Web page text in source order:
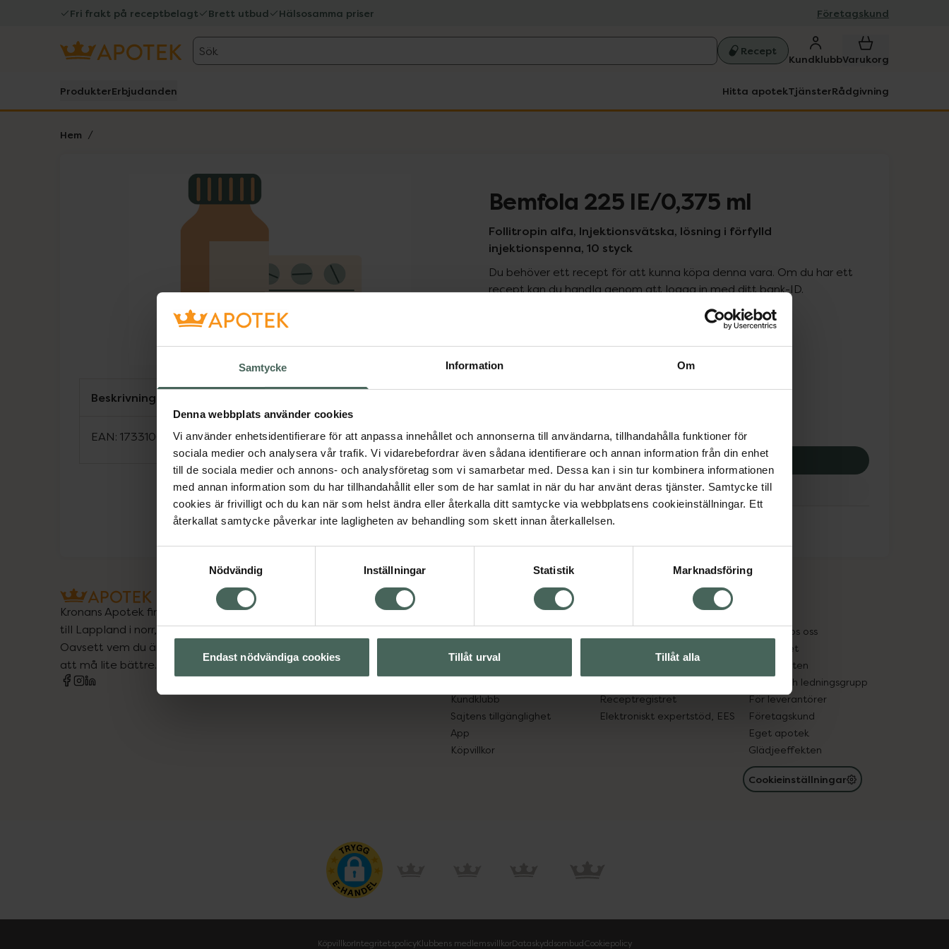
Samtycke Information Om
Denna webbplats använder cookies
Vi använder enhetsidentifierare för att anpassa innehållet och annonserna till användarna, tillhandahålla funktioner för
sociala medier och analysera vår trafik. Vi vidarebefordrar även sådana identifierare och annan information från din enhet
till de sociala medier och annons- och analysföretag som vi samarbetar med. Dessa kan i sin tur kombinera informationen
med annan information som du har tillhandahållit eller som de har samlat in när du har använt deras tjänster. Samtycke till
cookies är frivilligt och du kan när som helst ändra eller återkalla ditt samtycke via webbplatsens cookieinställningar. Ett
återkallat samtycke påverkar inte lagligheten av behandling som skett innan återkallelsen.
Nödvändig
Inställningar Statistik Marknadsföring
Endast nödvändiga cookies Tillåt urval Tillåt alla
Fri frakt på receptbelagt Brett utbud Hälsosamma priser Företagskund
Sök Recept
KundklubbVarukorg
ProdukterErbjudanden Hitta apotekTjänsterRådgivning
Hem
Lista: . Innehåller 1 objekt. Bemfola 225 IE/0,375 ml
Follitropin alfa, Injektionsvätska, lösning i förfylld
injektionspenna, 10 styck
Du behöver ett recept för att kunna köpa denna vara. Om du har ett
recept kan du handla genom att logga in med ditt bank-ID.
5876,40 kr
Köp via ditt recept
Aktuella erbjudanden
Beskrivning
EAN: 17331009007166
Kronans Apotek finns här för dig. Du hittar oss från Skåne i syd
till Lappland i norr, och online i mobilen och på datorn.
Oavsett vem du är så är det vårt uppdrag att hjälpa just dig
att må lite bättre. Välkommen att prata med oss.
Handla tryggt
Kundklubb
Sajtens tillgänglighet
App
Köpvillkor
Om recept och läkemedel
Lämna in gammal medicin
Receptregistret
Elektroniskt expertstöd, EES
Jobba hos oss
Hållbarhet
Samarbeten
Ägare och ledningsgrupp
För leverantörer
Företagskund
Eget apotek
Glädjeeffekten
Cookieinställningar
KöpvillkorIntegritetspolicyKlubbens medlemsvillkorDataskyddsombudCookiepolicy